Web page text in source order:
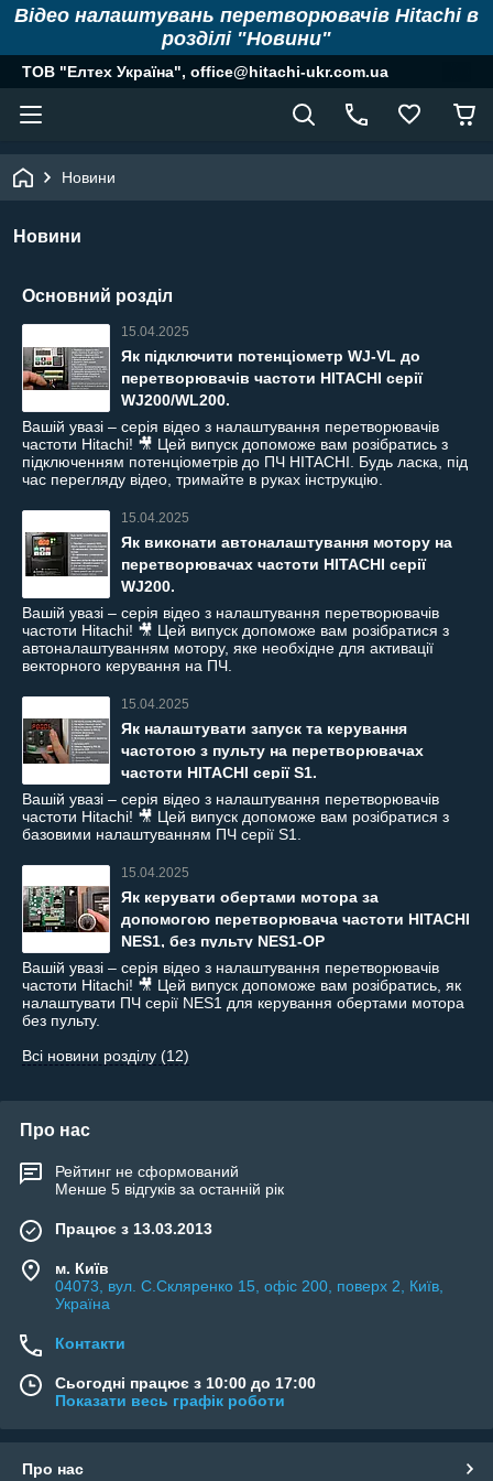
Відео налаштувань перетворювачів Hitachi в
розділі "Новини"
ТОВ "Елтех Україна", office@hitachi-ukr.com.ua
Новини
Новини
Основний розділ
15.04.2025
Як підключити потенціометр WJ-VL до
перетворювачів частоти HITACHI серії
WJ200/WL200.
Вашій увазі – серія відео з налаштування перетворювачів
частоти Hitachi! 🎥 Цей випуск допоможе вам розібратись з
підключенням потенціометрів до ПЧ HITACHI. Будь ласка, під
час перегляду відео, тримайте в руках інструкцію.
15.04.2025
Як виконати автоналаштування мотору на
перетворювачах частоти HITACHI серії
WJ200.
Вашій увазі – серія відео з налаштування перетворювачів
частоти Hitachi! 🎥 Цей випуск допоможе вам розібратися з
автоналаштуванням мотору, яке необхідне для активації
векторного керування на ПЧ.
15.04.2025
Як налаштувати запуск та керування
частотою з пульту на перетворювачах
частоти HITACHI серії S1.
Вашій увазі – серія відео з налаштування перетворювачів
частоти Hitachi! 🎥 Цей випуск допоможе вам розібратися з
базовими налаштуванням ПЧ серії S1.
15.04.2025
Як керувати обертами мотора за
допомогою перетворювача частоти HITACHI
NES1, без пульту NES1-OP
Вашій увазі – серія відео з налаштування перетворювачів
частоти Hitachi! 🎥 Цей випуск допоможе вам розібратись, як
налаштувати ПЧ серії NES1 для керування обертами мотора
без пульту.
Всі новини розділу (12)
Про нас
Рейтинг не сформований
Менше 5 відгуків за останній рік
Працює з 13.03.2013
м. Київ
04073, вул. C.Скляренко 15, офіс 200, поверх 2, Київ,
Україна
Контакти
Сьогодні працює з 10:00 до 17:00
Показати весь графік роботи
Про нас